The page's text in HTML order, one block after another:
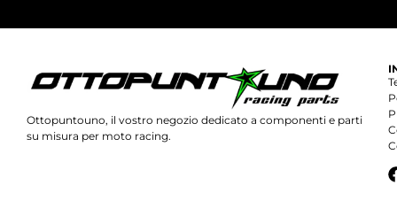
Ottopuntouno, il vostro negozio dedicato a componenti e parti
su misura per moto racing.